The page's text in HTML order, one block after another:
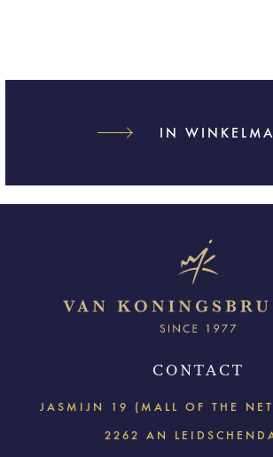
IN
CONTACT
JASMIJN 19 (MALL OF THE
2262 AN